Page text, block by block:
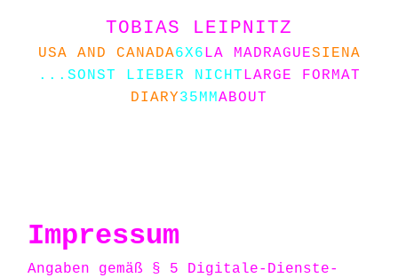
TOBIAS LEIPNITZ
USA AND CANADA6X6LA MADRAGUESIENA
...SONST LIEBER NICHTLARGE FORMAT
DIARY35MMABOUT
Impressum
Angaben gemäß § 5 Digitale-Dienste-